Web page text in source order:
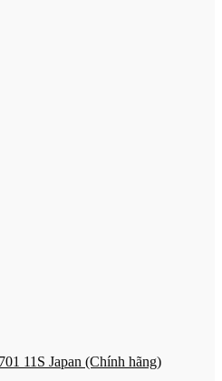
11S Japan (Chính hãng)